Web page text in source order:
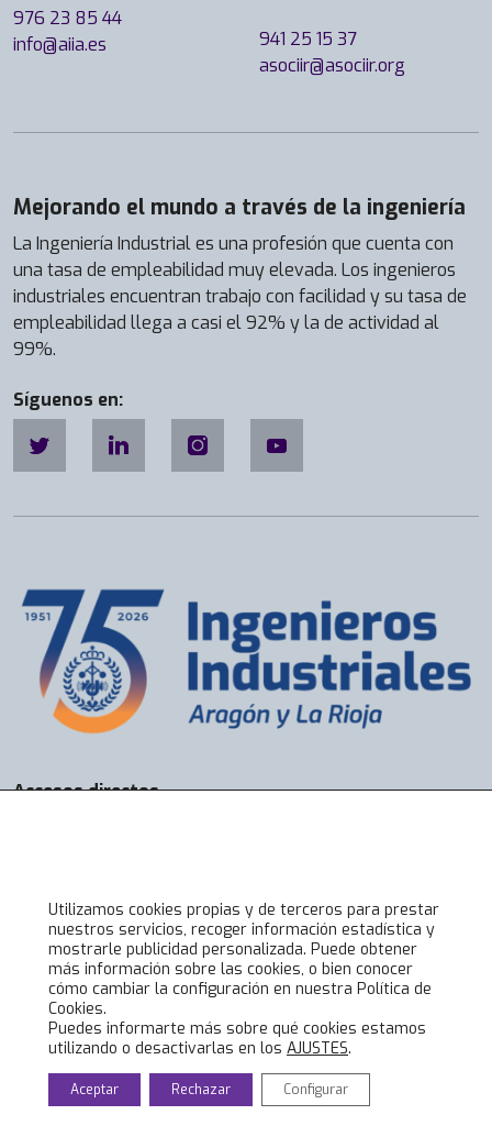
976 23 85 44
info@aiia.es
941 25 15 37
asociir@asociir.org
Mejorando el mundo a través de la ingeniería
La Ingeniería Industrial es una profesión que cuenta con
una tasa de empleabilidad muy elevada. Los ingenieros
industriales encuentran trabajo con facilidad y su tasa de
empleabilidad llega a casi el 92% y la de actividad al
99%.
Síguenos en:
Accesos directos
Alta online
Lo último en COIIAR
Noticias
Jornadas técnicas
Formación Ingenieros Industriales
Eventos culturales
Utilizamos cookies propias y de terceros para prestar
nuestros servicios, recoger información estadística y
mostrarle publicidad personalizada. Puede obtener
más información sobre las cookies, o bien conocer
cómo cambiar la configuración en nuestra Política de
Cookies.
Puedes informarte más sobre qué cookies estamos
utilizando o desactivarlas en los AJUSTES.
Aceptar Rechazar Configurar